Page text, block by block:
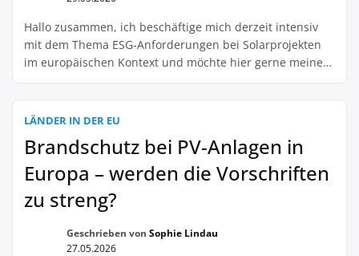
Hallo zusammen, ich beschäftige mich derzeit intensiv
mit dem Thema ESG-Anforderungen bei Solarprojekten
im europäischen Kontext und möchte hier gerne meine
wichtig, dass mein Projekt nicht nur ökonomisch,
ist. Die Einhaltung von ESG-Kriterien spielt dabei […]
LÄNDER IN DER EU
Brandschutz bei PV-Anlagen in
Europa – werden die Vorschriften
zu streng?
Geschrieben von Sophie Lindau
27.05.2026